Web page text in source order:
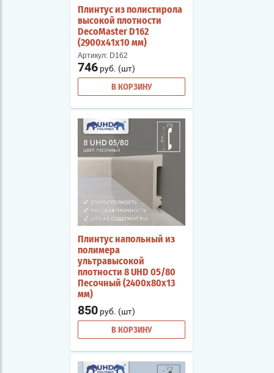
Плинтус из полистирола
высокой плотности
DecoMaster D162
(2900х41х10 мм)
Артикул: D162
746 руб. (шт)
В КОРЗИНУ
Плинтус напольный из
полимера
ультравысокой
плотности 8 UHD 05/80
Песочный (2400х80х13
мм)
850 руб. (шт)
В КОРЗИНУ